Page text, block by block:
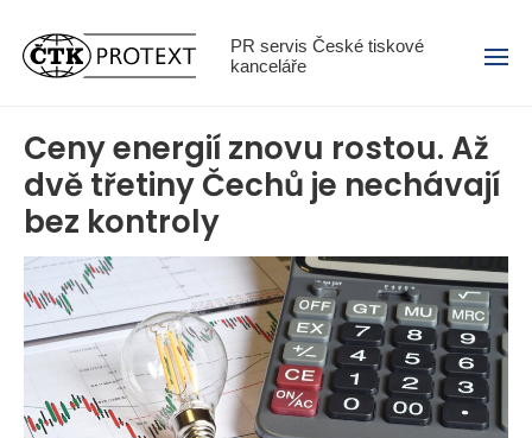
PR servis České tiskové
kanceláře
Menu
Ceny energií znovu rostou. Až
dvě třetiny Čechů je nechávají
bez kontroly